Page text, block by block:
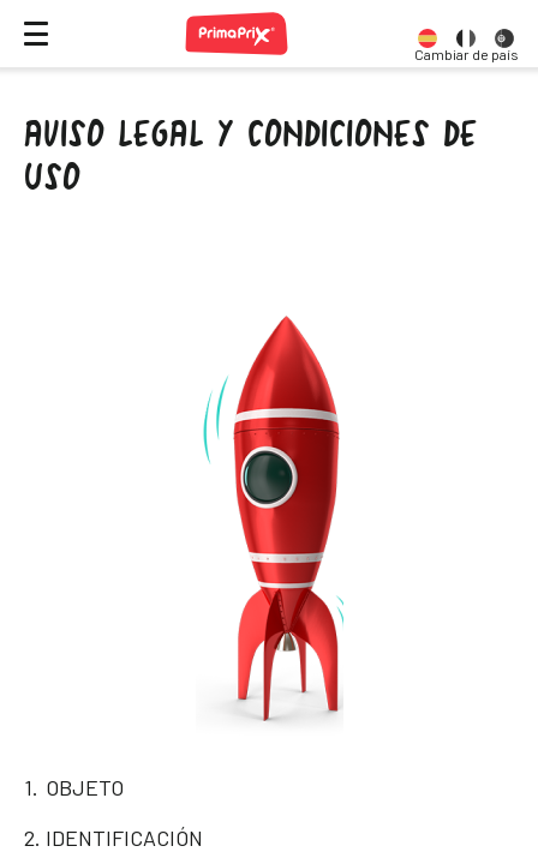
Cambiar de país
AVISO LEGAL Y CONDICIONES DE
USO
OBJETO
IDENTIFICACIÓN